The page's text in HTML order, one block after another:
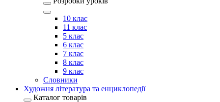
10 клас
11 клас
5 клас
6 клас
7 клас
8 клас
9 клас
Словники
Художня література та енциклопедії
Каталог товарів